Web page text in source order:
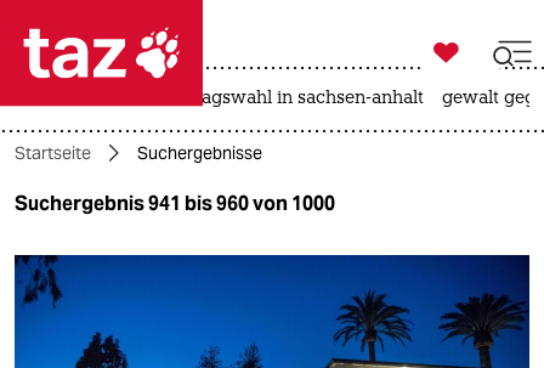
 taz zahl ich
taz zahl ich
themen
politik

taz zahl ich
landtagswahl in sachsen-anhalt gewalt
Startseite Suchergebnisse
Suchergebnis 941 bis 960 von 1000